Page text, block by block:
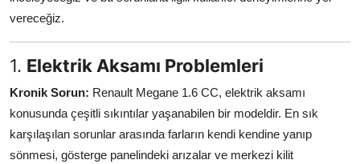
Klima & Konfor
Dizel Sistemler
Multimedya & Elektronik
vereceğiz.
1. Elektrik Aksamı Problemleri
Kronik Sorun: Renault Megane 1.6 CC, elektrik aksamı
konusunda çeşitli sıkıntılar yaşanabilen bir modeldir. En sık
karşılaşılan sorunlar arasında farların kendi kendine yanıp
sönmesi, gösterge panelindeki arızalar ve merkezi kilit